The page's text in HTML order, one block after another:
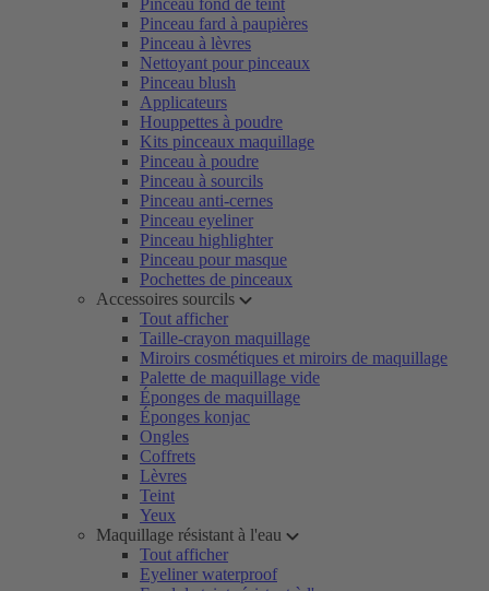
Pinceau fond de teint
Pinceau fard à paupières
Pinceau à lèvres
Nettoyant pour pinceaux
Pinceau blush
Applicateurs
Houppettes à poudre
Kits pinceaux maquillage
Pinceau à poudre
Pinceau à sourcils
Pinceau anti-cernes
Pinceau eyeliner
Pinceau highlighter
Pinceau pour masque
Pochettes de pinceaux
Accessoires sourcils
Tout afficher
Taille-crayon maquillage
Miroirs cosmétiques et miroirs de maquillage
Palette de maquillage vide
Éponges de maquillage
Éponges konjac
Ongles
Coffrets
Lèvres
Teint
Yeux
Maquillage résistant à l'eau
Tout afficher
Eyeliner waterproof